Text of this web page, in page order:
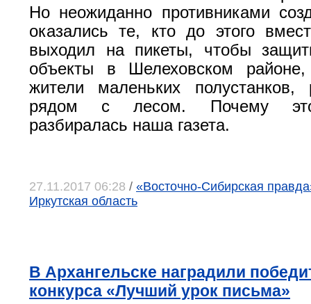
Но неожиданно противниками
оказались те, кто до этого
выходил на пикеты, чтобы
объекты в Шелеховском
жители маленьких полустанков,
рядом с лесом. Почему
разбиралась наша газета.
27.11.2017 06:28 / «Восточно-Сибирская
Иркутская область
В Архангельске наградили
конкурса «Лучший урок письма»